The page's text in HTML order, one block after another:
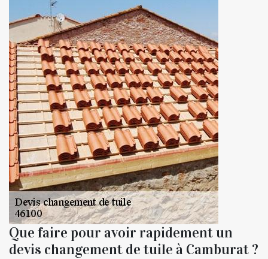
Que faire pour avoir rapidement un
devis changement de tuile à Camburat ?